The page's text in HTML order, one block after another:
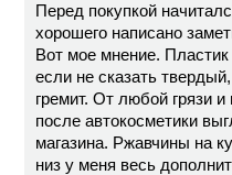
Перед покупкой
хорошего написано
Вот мое мнение.
если не сказать
гремит. От любой грязи
после автокосметики
магазина. Ржавчины на
низ у меня весь